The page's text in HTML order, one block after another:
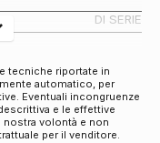
DI SERIE
DI SERIE
DI SERIE
DI SERIE
tecniche riportate in
automatico, per
Eventuali incongruenze
e le effettive
volontà e non
per il venditore.